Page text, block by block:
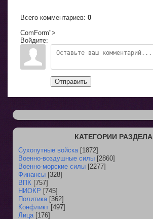
Всего комментариев: 0
ComForm">
Войдите:
Отправить
КАТЕГОРИИ РАЗДЕЛА
Сухопутные войска [1872]
Военно-воздушные силы [2860]
Военно-морские силы [2277]
Финансы [328]
ВПК [757]
НИОКР [745]
Политика [362]
Конфликт [497]
Лица [176]